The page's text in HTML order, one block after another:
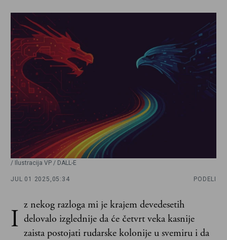
/ Ilustracija VP / DALL-E
JUL 01 2025, 05:34 PODELI
I z nekog razloga mi je krajem devedesetih
delovalo izglednije da će četvrt veka kasnije
zaista postojati rudarske kolonije u svemiru i da